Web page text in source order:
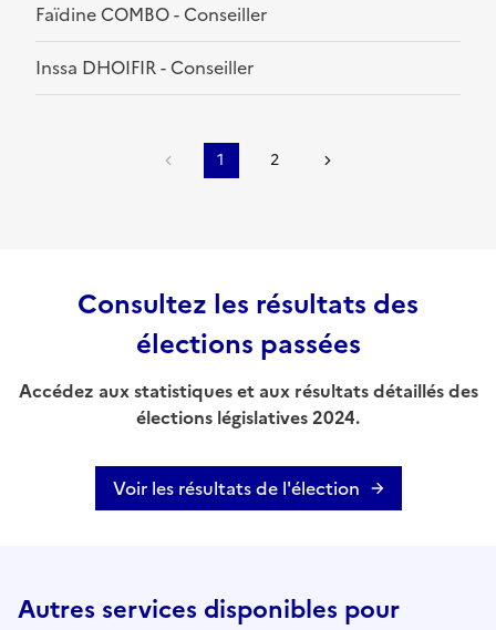
Faïdine COMBO - Conseiller
Inssa DHOIFIR - Conseiller
1 2
Consultez les résultats des
élections passées
Accédez aux statistiques et aux résultats détaillés des
élections législatives 2024.
Voir les résultats de l'élection
Autres services disponibles pour